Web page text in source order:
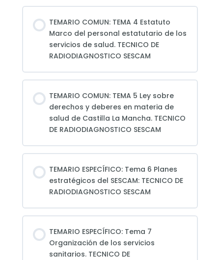
TEMARIO COMUN: TEMA 4 Estatuto
Marco del personal estatutario de los
servicios de salud. TECNICO DE
RADIODIAGNOSTICO SESCAM
TEMARIO COMUN: TEMA 5 Ley sobre
derechos y deberes en materia de
salud de Castilla La Mancha. TECNICO
DE RADIODIAGNOSTICO SESCAM
TEMARIO ESPECÍFICO: Tema 6 Planes
estratégicos del SESCAM: TECNICO DE
RADIODIAGNOSTICO SESCAM
TEMARIO ESPECÍFICO: Tema 7
Organización de los servicios
sanitarios. TECNICO DE